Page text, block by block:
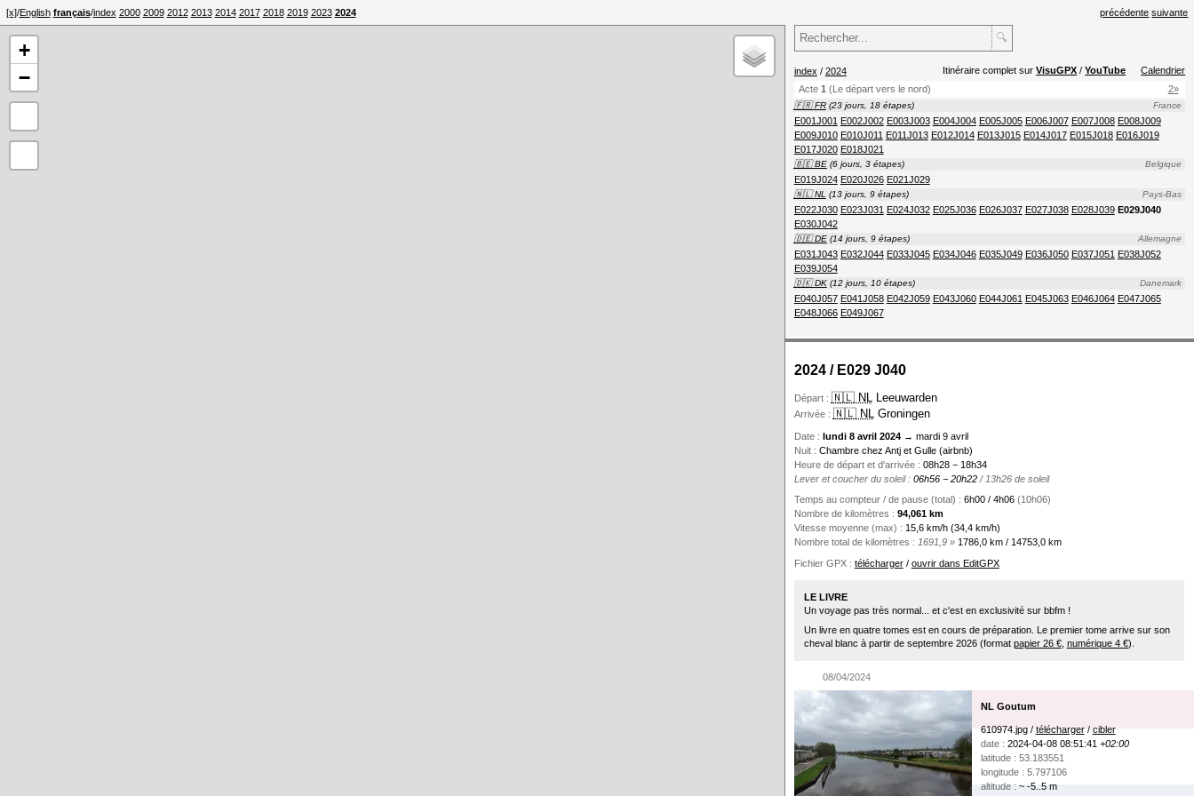
[x]/English français/index 2000 2009 2012 2013 2014 2017 2018 2019 2023 2024 précédente suivante
🔍
index / 2024 Itinéraire complet surVisuGPX /YouTube
Calendrier
2»
Acte1 (Le départ vers le nord)
🇫🇷 FR France
(23 jours, 18 étapes)
E001J001 E002J002 E003J003 E004J004 E005J005 E006J007 E007J008 E008J009
E009J010 E010J011 E011J013 E012J014 E013J015 E014J017 E015J018 E016J019
E017J020 E018J021
🇧🇪 BE Belgique
(6 jours, 3 étapes)
E019J024 E020J026 E021J029
🇳🇱 NL Pays-Bas
(13 jours, 9 étapes)
E022J030 E023J031 E024J032 E025J036 E026J037 E027J038 E028J039 E029J040
E030J042
🇩🇪 DE Allemagne
(14 jours, 9 étapes)
E031J043 E032J044 E033J045 E034J046 E035J049 E036J050 E037J051 E038J052
E039J054
🇩🇰 DK Danemark
(12 jours, 10 étapes)
E040J057 E041J058 E042J059 E043J060 E044J061 E045J063 E046J064 E047J065
E048J066 E049J067
2024 / E029 J040
Départ : 🇳🇱 NLLeeuwarden
Arrivée : 🇳🇱 NLGroningen
Date : lundi 8 avril 2024→ mardi 9 avril
Nuit : Chambre chez Antj et Gulle (airbnb)
Heure de départ et d'arrivée : 08h28 − 18h34
Lever et coucher du soleil :06h56 − 20h22 / 13h26 de soleil
Temps au compteur / de pause (total) : 6h00 / 4h06 (10h06)
Nombre de kilomètres : 94,061 km
Vitesse moyenne (max) : 15,6 km/h (34,4 km/h)
Nombre total de kilomètres : 1691,9 »1786,0 km / 14753,0 km
Fichier GPX : télécharger/ ouvrir dans EditGPX
LE LIVRE
Un voyage pas très normal... et c'est en exclusivité sur bbfm !
Un livre en quatre tomes est en cours de préparation. Le premier tome arrive sur son
cheval blanc à partir de septembre 2026 (format papier 26 €, numérique 4 €).
08/04/2024
NL Goutum
610974.jpg / télécharger / cibler
date : 2024-04-08 08:51:41 +02:00
latitude : 53.183551
longitude : 5.797106
altitude : ~ -5..5 m
+
−